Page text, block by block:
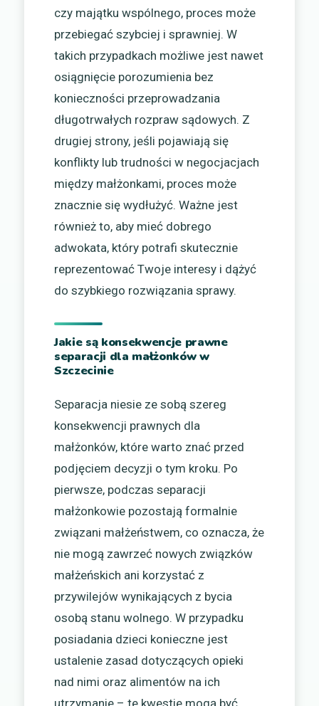
czy majątku wspólnego, proces może
przebiegać szybciej i sprawniej. W
takich przypadkach możliwe jest nawet
osiągnięcie porozumienia bez
konieczności przeprowadzania
długotrwałych rozpraw sądowych. Z
drugiej strony, jeśli pojawiają się
konflikty lub trudności w negocjacjach
między małżonkami, proces może
znacznie się wydłużyć. Ważne jest
również to, aby mieć dobrego
adwokata, który potrafi skutecznie
reprezentować Twoje interesy i dążyć
do szybkiego rozwiązania sprawy.
Jakie są konsekwencje prawne
separacji dla małżonków w
Szczecinie
Separacja niesie ze sobą szereg
konsekwencji prawnych dla
małżonków, które warto znać przed
podjęciem decyzji o tym kroku. Po
pierwsze, podczas separacji
małżonkowie pozostają formalnie
związani małżeństwem, co oznacza, że
nie mogą zawrzeć nowych związków
małżeńskich ani korzystać z
przywilejów wynikających z bycia
osobą stanu wolnego. W przypadku
posiadania dzieci konieczne jest
ustalenie zasad dotyczących opieki
nad nimi oraz alimentów na ich
utrzymanie – te kwestie mogą być